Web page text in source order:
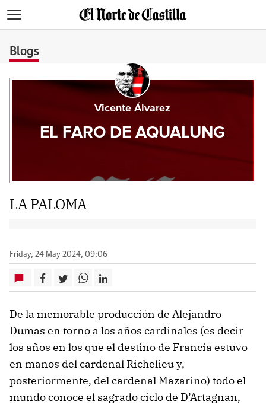
Blogs
Vicente Álvarez
EL FARO DE AQUALUNG
LA PALOMA
Friday, 24 May 2024, 09:06
De la memorable producción de Alejandro
Dumas en torno a los años cardinales (es decir
los años en los que el destino de Francia estuvo
en manos del cardenal Richelieu y,
posteriormente, del cardenal Mazarino) todo el
mundo conoce el sagrado ciclo de D’Artagnan,